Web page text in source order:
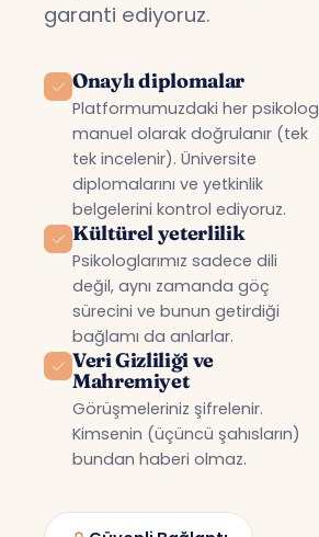
garanti ediyoruz.
Onaylı diplomalar
Platformumuzdaki her psikolog
manuel olarak doğrulanır (tek
tek incelenir). Üniversite
diplomalarını ve yetkinlik
belgelerini kontrol ediyoruz.
Kültürel yeterlilik
Psikologlarımız sadece dili
değil, aynı zamanda göç
sürecini ve bunun getirdiği
bağlamı da anlarlar.
Veri Gizliliği ve
Mahremiyet
Görüşmeleriniz şifrelenir.
Kimsenin (üçüncü şahısların)
bundan haberi olmaz.